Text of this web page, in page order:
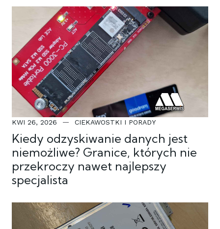
KWI 26, 2026 CIEKAWOSTKI I PORADY
Kiedy odzyskiwanie danych jest
niemożliwe? Granice, których nie
przekroczy nawet najlepszy
specjalista